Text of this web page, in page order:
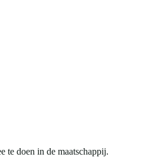
te doen in de maatschappij.